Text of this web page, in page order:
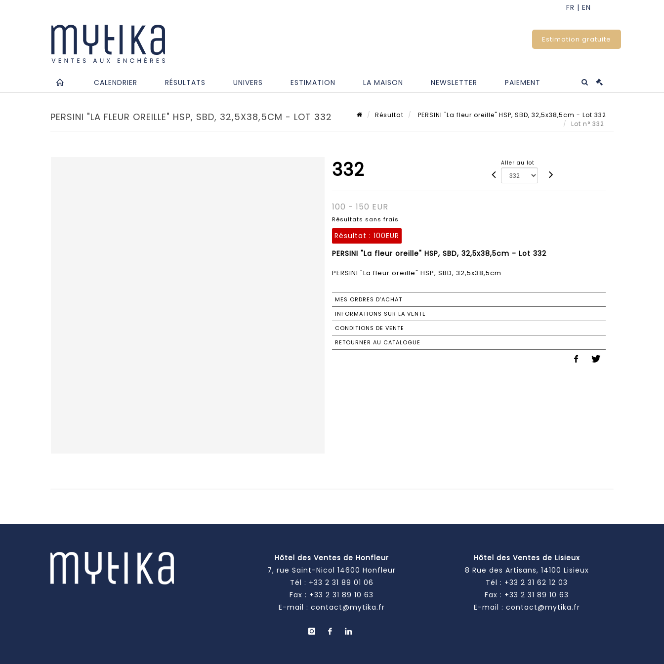
Estimation gratuite
CALENDRIER RÉSULTATS UNIVERS ESTIMATION LA MAISON NEWSLETTER PAIEMENT
PERSINI "LA FLEUR OREILLE" HSP, SBD, 32,5X38,5CM - LOT 332 Résultat
PERSINI "La fleur oreille" HSP, SBD, 32,5x38,5cm - Lot 332
Lot n° 332
332 Aller au lot
100 - 150 EUR
Résultats sans frais
Résultat : 100EUR
PERSINI "La fleur oreille" HSP, SBD, 32,5x38,5cm - Lot 332
PERSINI "La fleur oreille" HSP, SBD, 32,5x38,5cm
MES ORDRES D'ACHAT
INFORMATIONS SUR LA VENTE
CONDITIONS DE VENTE
RETOURNER AU CATALOGUE
Hôtel des Ventes de Honfleur
7, rue Saint-Nicol 14600 Honfleur
Tél : +33 2 31 89 01 06
Fax : +33 2 31 89 10 63
E-mail : contact@mytika.fr
Hôtel des Ventes de Lisieux
8 Rue des Artisans, 14100 Lisieux
Tél : +33 2 31 62 12 03
Fax : +33 2 31 89 10 63
E-mail : contact@mytika.fr